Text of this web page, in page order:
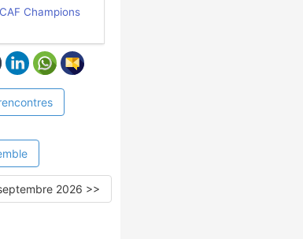
Champions
2026 >>